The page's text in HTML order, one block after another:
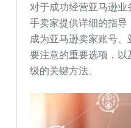
对于成功经营亚马逊
手卖家提供详细的指
成为亚马逊卖家账号
要注意的重要选项，
级的关键方法。